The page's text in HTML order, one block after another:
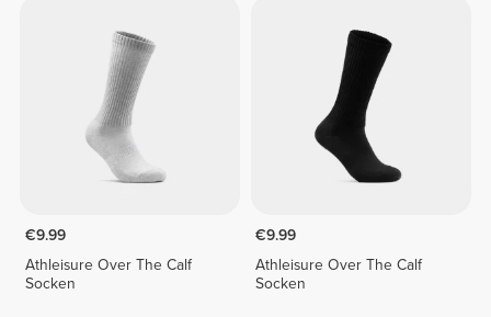
€9.99
Athleisure Over The Calf
Socken
€9.99
Athleisure Over The Calf
Socken